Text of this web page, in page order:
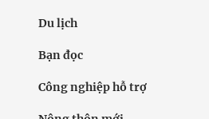
Du lịch
Bạn đọc
Công nghiệp hỗ trợ